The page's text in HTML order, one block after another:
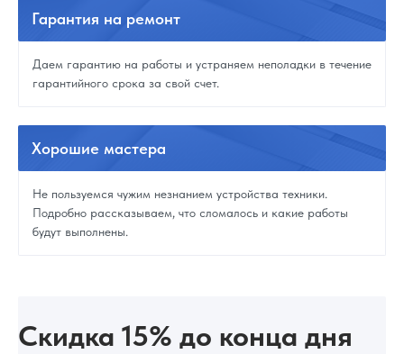
Гарантия на ремонт
Даем гарантию на работы и устраняем неполадки в течение
гарантийного срока за свой счет.
Хорошие мастера
Не пользуемся чужим незнанием устройства техники.
Подробно рассказываем, что сломалось и какие работы
будут выполнены.
Скидка 15% до конца дня